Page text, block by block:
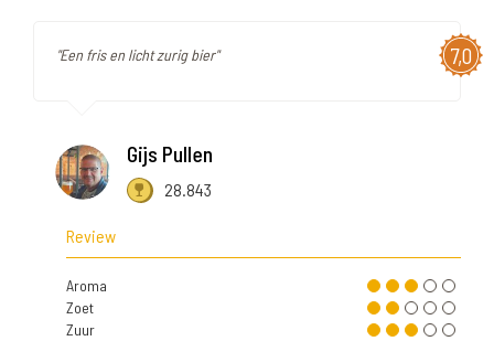
7,0
"Een fris en licht zurig bier"
Gijs Pullen
28.843
Review
Aroma
Zoet
Zuur